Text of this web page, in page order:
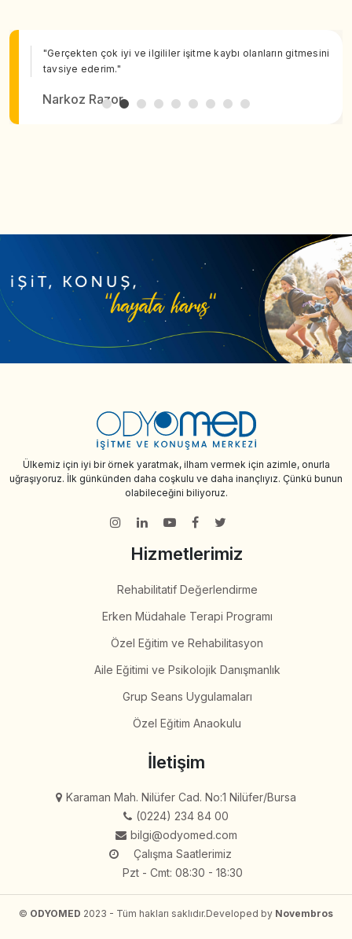
"Gerçekten çok iyi ve ilgililer işitme kaybı olanların gitmesini
tavsiye ederim."
Narkoz Razor
Ülkemiz için iyi bir örnek yaratmak, ilham vermek için azimle, onurla
uğraşıyoruz. İlk günkünden daha coşkulu ve daha inançlıyız. Çünkü bunun
olabileceğini biliyoruz.
Hizmetlerimiz
Rehabilitatif Değerlendirme
Erken Müdahale Terapi Programı
Özel Eğitim ve Rehabilitasyon
Aile Eğitimi ve Psikolojik Danışmanlık
Grup Seans Uygulamaları
Özel Eğitim Anaokulu
İletişim
Karaman Mah. Nilüfer Cad. No:1 Nilüfer/Bursa
(0224) 234 84 00
bilgi@odyomed.com
Çalışma Saatlerimiz
Pzt - Cmt: 08:30 - 18:30
© ODYOMED 2023 - Tüm hakları saklıdır.Developed by Novembros